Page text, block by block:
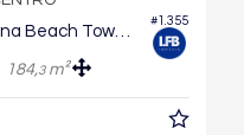
#1.355
Apartamento no Edifício Marina Beach Towers
184,3m²